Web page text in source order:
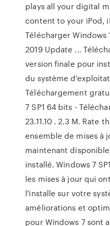
plays all your digital
content to your iPod,
Télécharger
2019 Update ...
version finale pour
du système
Téléchargement
7 SP1 64 bits -
23.11.10 . 2.3 M. Rate
ensemble de mises à
maintenant
installé. Windows 7
les mises à jour qui
l'installe sur votre
améliorations et
pour Windows 7 sont